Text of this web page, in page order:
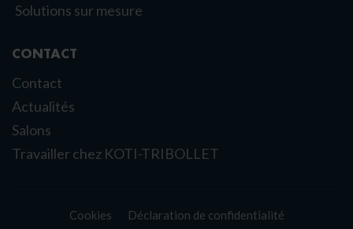
Solutions sur mesure
CONTACT
Contact
Actualités
Salons
Travailler chez KOTI-TRIBOLLET
Cookies Déclaration de confidentialité